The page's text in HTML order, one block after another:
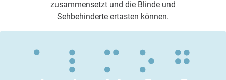
zusammensetzt und die Blinde und
Sehbehinderte ertasten können.